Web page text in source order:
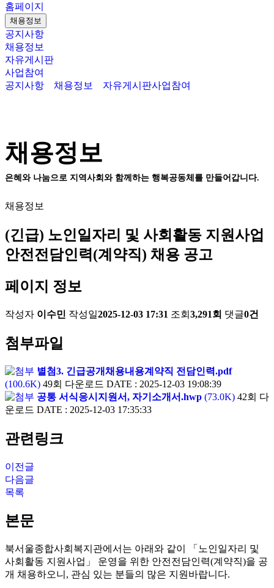
홈페이지
채용정보
공지사항
채용정보
자유게시판
사업참여
공지사항
채용정보 자유게시판사업참여
채용정보
은혜와 나눔으로 지역사회와 함께하는 행복공동체를 만들어갑니다.
채용정보
(긴급) 노인일자리 및 사회활동 지원사업
안전전담인력(계약직) 채용 공고
페이지 정보
작성자 이수민 작성일2025-12-03 17:31 조회 3,291회 댓글0건
첨부파일
별첨3. 긴급공개채용내용계약직 전담인력.pdf
(100.6K) 49회 다운로드 DATE : 2025-12-03 19:08:39
공통 서식응시지원서, 자기소개서.hwp (73.0K) 42회 다
운로드 DATE : 2025-12-03 17:35:33
관련링크
이전글
다음글
목록
본문
북서울종합사회복지관에서는 아래와 같이 「 노인일자리 및
사회활동 지원사업 」 운영을 위한 안전전담인력(계약직)을 공
개 채용하오니 , 관심 있는 분들의 많은 지원바랍니다.